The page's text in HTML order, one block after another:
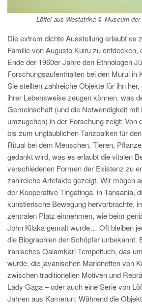
Löffel aus Westafrika © Museum
Die extrem dichte Ausstellung erlaubt es
Familie von Augusto Kuiru zu entdecken,
Ende der 1960er Jahre den Ethnologen
Forschungsaufenthalten bei den Murui in
Sie stellten zahlreiche Objekte für ihn
ihrer Lebensweise zeugen können, was
Gemeinschaft (und die Notwendigkeit mit
umzugehen) in der Forschung zeigt: Von
bis zum unglaublichen Tanzbalken für
Ritual bei dem Menschen, Tieren,
gedankt wird, was es erlaubt die vitalen
verschiedenen Formen der Existenz zu
zahlreiche Artefakte gezeigt. Wir mögen
der Kooperative Tingatinga, in Tansania,
künstlerische Bewegung hervorbrachte,
zentralen Platz einnehmen, wie beim
John Kilaka gemalt wurde… Oft bleiben
die Biographien der Schöpfer unbekannt.
iranisches Qalamkari-Tempeltuch, das
wurde, die javanischen Marionetten von
zwischen traditionellen Motiven und
Lady Gaga – oder auch eine Serie von
Jahren aus Kamerun: Während die